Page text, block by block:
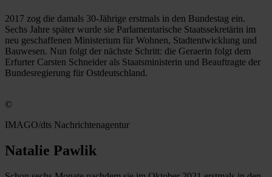
2017 zog die damals 30-Jährige erstmals in den Bundestag ein.
Sechs Jahre später wurde sie Parlamentarische Staatssekretärin im
neu geschaffenen Ministerium für Wohnen, Stadtentwicklung und
Bauwesen. Nun folgt der nächste Schritt: die Geraerin folgt dem
Erfurter Carsten Schneider als Staatsministerin und Beauftragte der
Bundesregierung für Ostdeutschland.
©
IMAGO/dts Nachrichtenagentur
Natalie Pawlik